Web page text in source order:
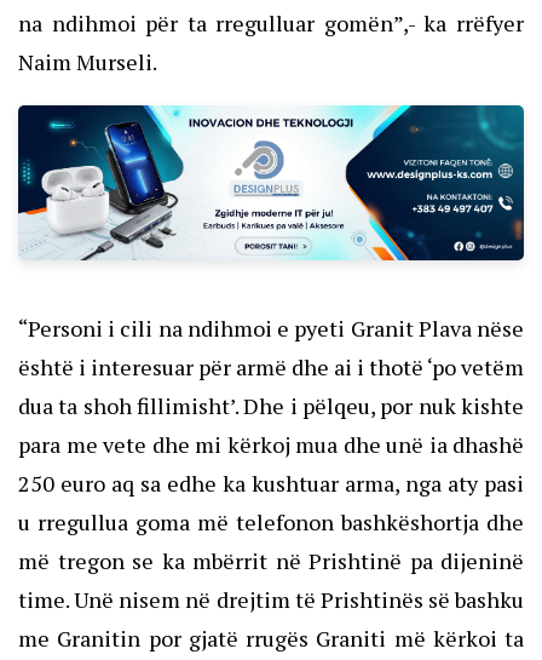
na ndihmoi për ta rregulluar gomën”,- ka rrëfyer
Naim Murseli.
“Personi i cili na ndihmoi e pyeti Granit Plava nëse
është i interesuar për armë dhe ai i thotë ‘po vetëm
dua ta shoh fillimisht’. Dhe i pëlqeu, por nuk kishte
para me vete dhe mi kërkoj mua dhe unë ia dhashë
250 euro aq sa edhe ka kushtuar arma, nga aty pasi
u rregullua goma më telefonon bashkëshortja dhe
më tregon se ka mbërrit në Prishtinë pa dijeninë
time. Unë nisem në drejtim të Prishtinës së bashku
me Granitin por gjatë rrugës Graniti më kërkoi ta